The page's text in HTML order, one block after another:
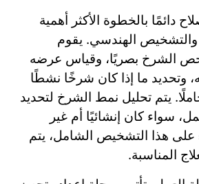
دائمًا بالخطوة الأكثر أهمية
الهندسي. يقوم
الشرخ بصريًا، وقياس عرضه
وتحديد ما إذا كان شرخًا نشطًا
يتم تحليل نمط الشرخ لتحديد
سواء كان إنشائيًا أم غير
على هذا التشخيص الشامل، يتم
المناسبة.